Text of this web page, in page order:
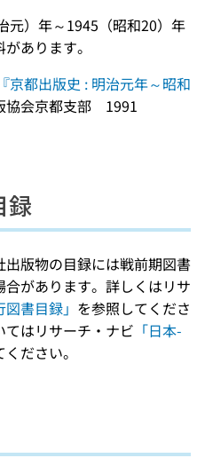
元）年～1945（昭和20）年
あります。
『京都出版史 : 明治元年～昭和
協会京都支部 1991
録
版物の目録には戦前期図書
があります。詳しくはリサ
書目録」 を参照してくださ
はリサーチ・ナビ 「日本-
ださい。